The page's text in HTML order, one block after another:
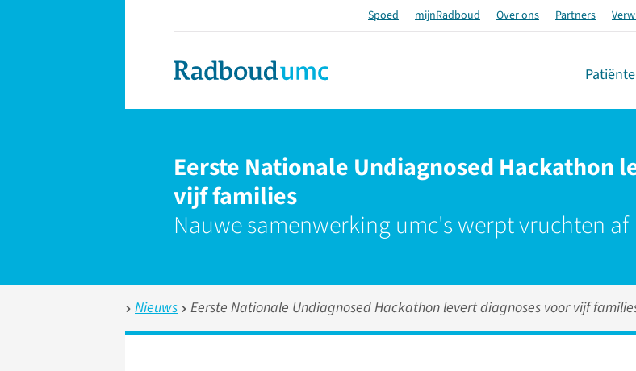
Spoed mijnRadboud Over ons Partners
Eerste Nationale Undiagnosed Hackathon
vijf families
Nauwe samenwerking umc's werpt vruchten af
Nieuws Eerste Nationale Undiagnosed Hackathon levert diagnoses voor vijf